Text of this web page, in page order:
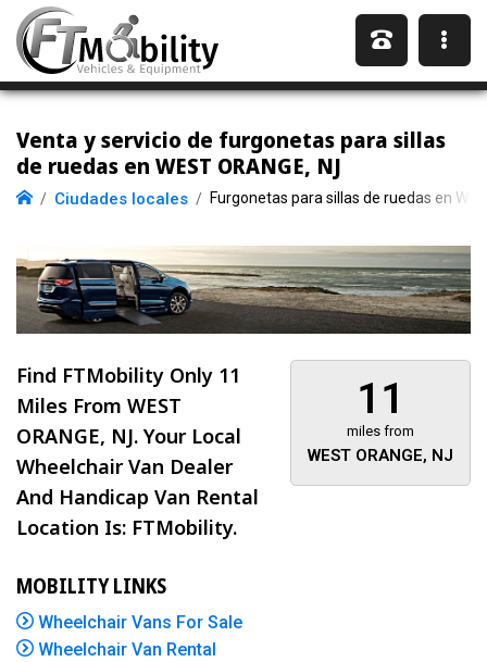
Venta y servicio de furgonetas para sillas
de ruedas en WEST ORANGE, NJ
Ciudades locales Furgonetas para sillas de ruedas en
11
miles from
WEST ORANGE, NJ
Find FTMobility Only 11
Miles From WEST
ORANGE, NJ. Your Local
Wheelchair Van Dealer
And Handicap Van Rental
Location Is: FTMobility.
MOBILITY LINKS
Wheelchair Vans For Sale
Wheelchair Van Rental